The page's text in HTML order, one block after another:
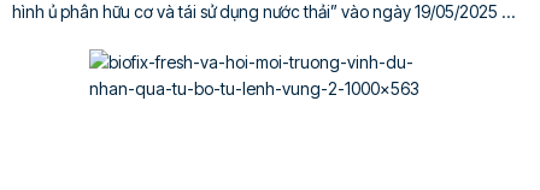
hình ủ phân hữu cơ và tái sử dụng nước thải” vào ngày 19/05/2025 ...